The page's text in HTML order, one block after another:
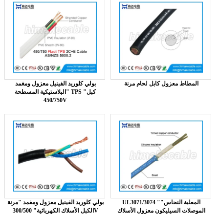
بولي كلوريد الفينيل معزول ومغمد
"البلاستيكية المسطحة TPS كبل"
450/750V
المطاط معزول كابل لحام مرنة
بولي كلوريد الفينيل معزول ومغمد "مرنة
الكبل الأسلاك الكهربائية" 300/500V
UL3071/3074 "المعلبة النحاس"
الموصلات السيليكون معزول الأسلاك